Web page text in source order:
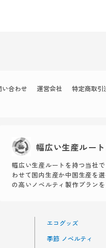
い合わせ 運営会社
特定商取引
幅広い生産ルー
幅広い生産ルートを持つ当社
わせて国内生産か中国生産を
の高いノベルティ製作プランを
エコグッズ
季節 ノベルティ